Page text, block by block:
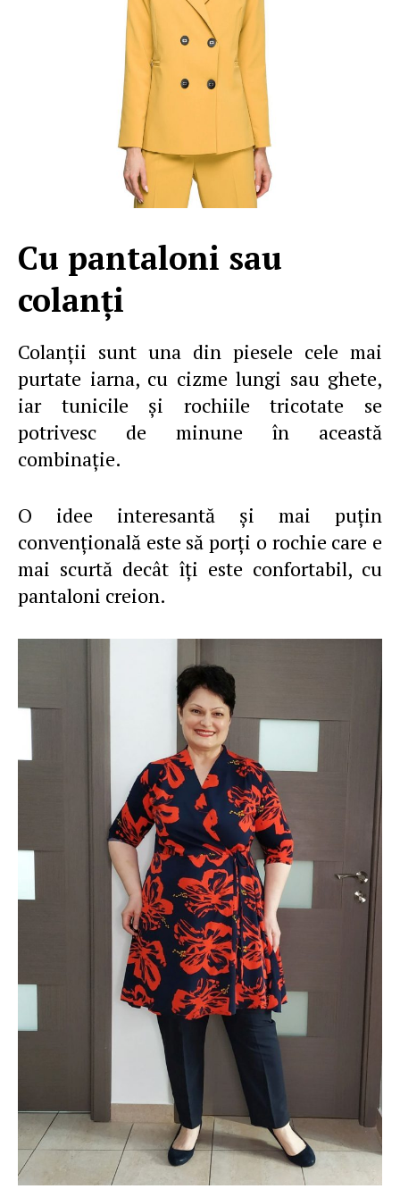
Cu pantaloni sau
colanţi
Colanţii sunt una din piesele cele mai
purtate iarna, cu cizme lungi sau ghete,
iar tunicile şi rochiile tricotate se
potrivesc de minune în această
combinaţie.
O idee interesantă şi mai puţin
convenţională este să porţi o rochie care e
mai scurtă decât îţi este confortabil, cu
pantaloni creion.